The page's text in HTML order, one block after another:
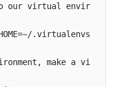
our virtual envir
.virtualenvs
make a vi